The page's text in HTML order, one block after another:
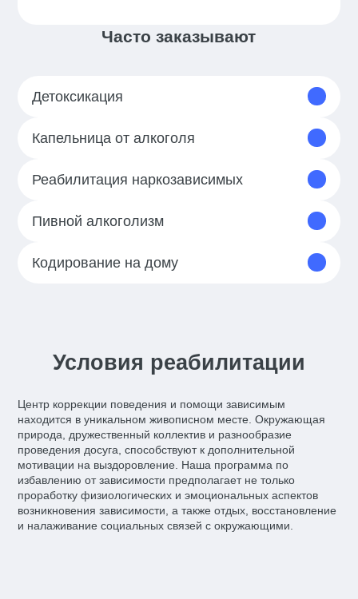
Часто заказывают
Детоксикация
Капельница от алкоголя
Реабилитация наркозависимых
Пивной алкоголизм
Кодирование на дому
Условия реабилитации
Центр коррекции поведения и помощи зависимым
находится в уникальном живописном месте. Окружающая
природа, дружественный коллектив и разнообразие
проведения досуга, способствуют к дополнительной
мотивации на выздоровление. Наша программа по
избавлению от зависимости предполагает не только
проработку физиологических и эмоциональных аспектов
возникновения зависимости, а также отдых, восстановление
и налаживание социальных связей с окружающими.